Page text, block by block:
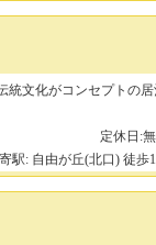
統文化がコンセプトの
定休日:
駅: 自由が丘(北口) 徒歩